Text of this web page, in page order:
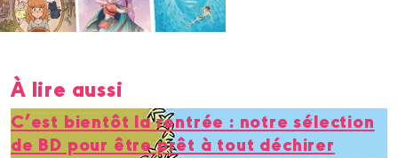
À lire aussi
C’est bientôt la rentrée : notre sélection
de BD pour être prêt à tout déchirer